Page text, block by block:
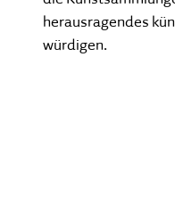
herausragendes
würdigen.